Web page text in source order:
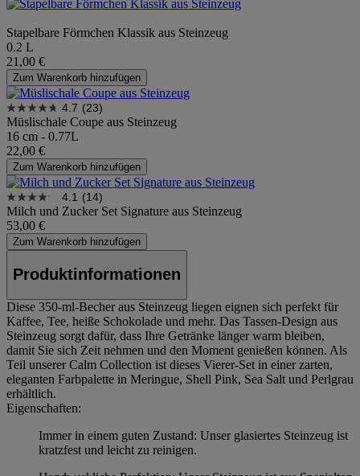
Stapelbare Förmchen Klassik aus Steinzeug
0.2 L
21,00 €
Zum Warenkorb hinzufügen
4.7 (23)
Müslischale Coupe aus Steinzeug
16 cm - 0.77L
22,00 €
Zum Warenkorb hinzufügen
4.1 (14)
Milch und Zucker Set Signature aus Steinzeug
53,00 €
Zum Warenkorb hinzufügen
Produktinformationen
Diese 350-ml-Becher aus Steinzeug liegen eignen sich perfekt für
Kaffee, Tee, heiße Schokolade und mehr. Das Tassen-Design aus
Steinzeug sorgt dafür, dass Ihre Getränke länger warm bleiben,
damit Sie sich Zeit nehmen und den Moment genießen können. Als
Teil unserer Calm Collection ist dieses Vierer-Set in einer zarten,
eleganten Farbpalette in Meringue, Shell Pink, Sea Salt und Perlgrau
erhältlich.
Eigenschaften:
Immer in einem guten Zustand: Unser glasiertes Steinzeug ist
kratzfest und leicht zu reinigen.